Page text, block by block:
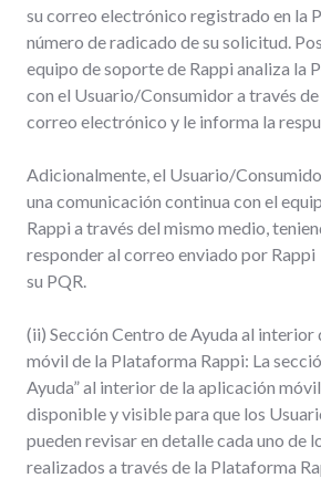
su correo electrónico registrado en la
número de radicado de su solicitud.
equipo de soporte de Rappi analiza la
con el Usuario/Consumidor a través
correo electrónico y le informa la
Adicionalmente, el Usuario/
una comunicación continua con el
Rappi a través del mismo medio,
responder al correo enviado por Rappi
su PQR.
(ii) Sección Centro de Ayuda al interior
móvil de la Plataforma Rappi: La
Ayuda” al interior de la aplicación
disponible y visible para que los
pueden revisar en detalle cada uno de
realizados a través de la Plataforma